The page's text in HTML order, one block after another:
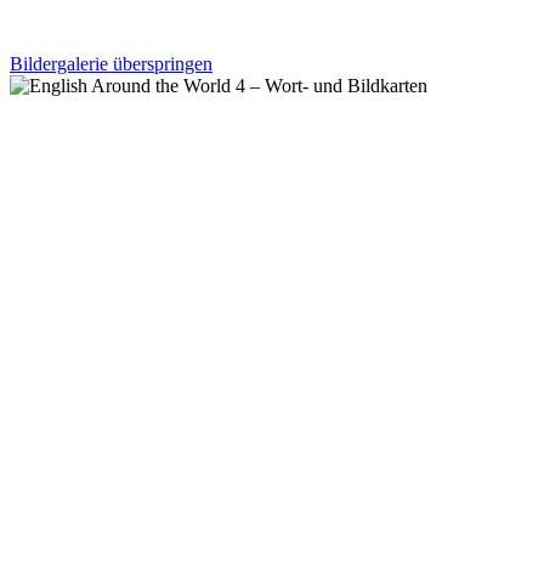
Bildergalerie überspringen